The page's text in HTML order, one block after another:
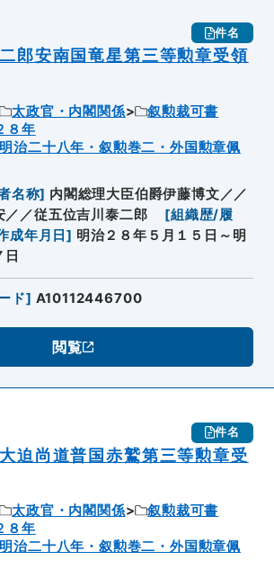
件名
郎安南国竜星第三等勲章受領
太政官・内閣関係
叙勲裁可書
８年
治二十八年・叙勲巻二・外国勲章佩
名称] 内閣総理大臣伯爵伊藤博文／／
／／従五位吉川泰二郎
[組織歴/履
成年月日] 明治２８年５月１５日～明
ド] A10112446700
閲覧
件名
迫尚道普国赤鷲第三等勲章受
太政官・内閣関係
叙勲裁可書
８年
治二十八年・叙勲巻二・外国勲章佩